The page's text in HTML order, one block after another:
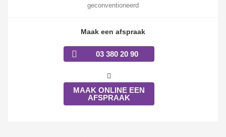
geconventioneerd
Maak een afspraak
03 380 20 90
MAAK ONLINE EEN
AFSPRAAK